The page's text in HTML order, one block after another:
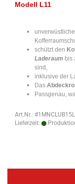
Modell L11
schützt den
Laderaum bis
sind,
inklusive der
Das
Passgenau,
Art.Nr.:
Lieferzeit: